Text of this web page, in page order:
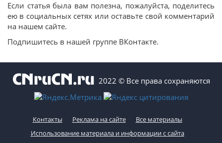
Если статья была вам полезна, пожалуйста, поделитесь
ею в социальных сетях или оставьте свой комментарий
на нашем сайте.
Подпишитесь в нашей группе ВКонтакте.
2022 © Все права сохраняются
Контакты Реклама на сайте
Все материалы
Использование материала и информации с сайта